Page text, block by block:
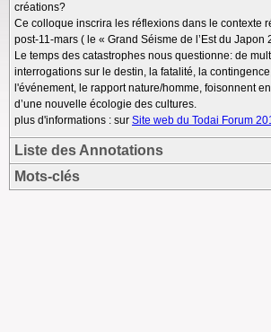
créations?
Ce colloque inscrira les réflexions dans le contexte
post-11-mars ( le « Grand Séisme de l’Est du Japon
Le temps des catastrophes nous questionne: de
interrogations sur le destin, la fatalité, la
l'événement, le rapport nature/homme, foisonnent
d’une nouvelle écologie des cultures.
plus d'informations : sur Site web du Todai Forum
Liste des Annotations
Mots-clés